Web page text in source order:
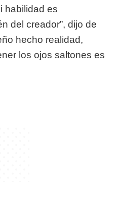
habilidad es
del creador”, dijo de
hecho realidad,
los ojos saltones es